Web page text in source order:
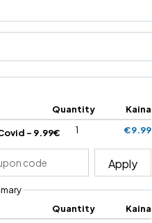
Quantity Kaina
- 9.99€ 1 €9.99
Apply
Quantity
Kaina